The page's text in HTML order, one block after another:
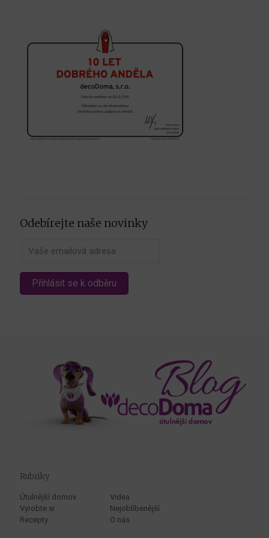
Odebírejte naše novinky
Rubriky
Útulnější domov
Vyrobte si
Recepty
Videa
Nejoblíbenější
O nás